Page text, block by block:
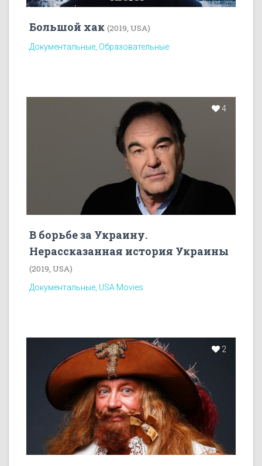
Большой хак (2019, USA)
Документальные, Образовательные
4
В борьбе за Украину.
Нерассказанная история Украины
(2019, USA)
Документальные, USA Movies
2